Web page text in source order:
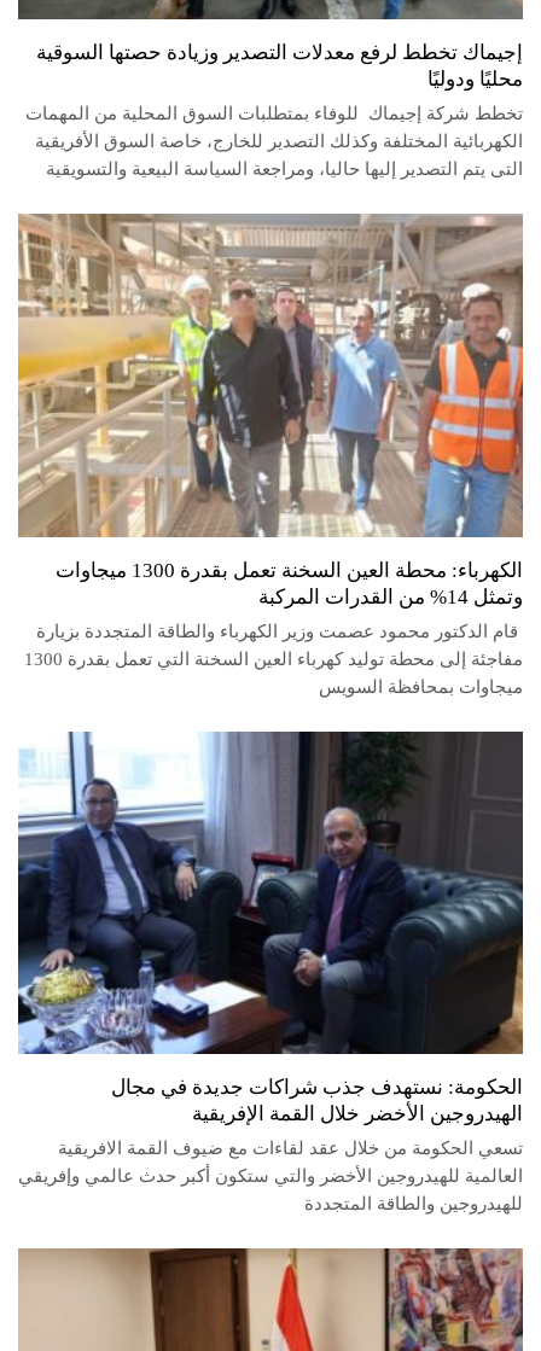
إجيماك تخطط لرفع معدلات التصدير وزيادة حصتها السوقية
محليًا ودوليًا
تخطط شركة إجيماك للوفاء بمتطلبات السوق المحلية من المهمات
الكهربائية المختلفة وكذلك التصدير للخارج، خاصة السوق الأفريقية
التى يتم التصدير إليها حاليا، ومراجعة السياسة البيعية والتسويقية
الكهرباء: محطة العين السخنة تعمل بقدرة 1300 ميجاوات
وتمثل 14% من القدرات المركبة
قام الدكتور محمود عصمت وزير الكهرباء والطاقة المتجددة بزيارة
مفاجئة إلى محطة توليد كهرباء العين السخنة التي تعمل بقدرة 1300
ميجاوات بمحافظة السويس
الحكومة: نستهدف جذب شراكات جديدة في مجال
الهيدروجين الأخضر خلال القمة الإفريقية
تسعي الحكومة من خلال عقد لقاءات مع ضيوف القمة الافريقية
العالمية للهيدروجين الأخضر والتي ستكون أكبر حدث عالمي وإفريقي
للهيدروجين والطاقة المتجددة